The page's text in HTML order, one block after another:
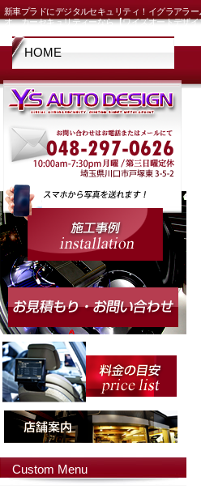
新車プラドにデジタルセキュリティ！イグラアラ
オ、カーセキュリティーなら【ワイズオートデザイ
HOME
Custom Menu